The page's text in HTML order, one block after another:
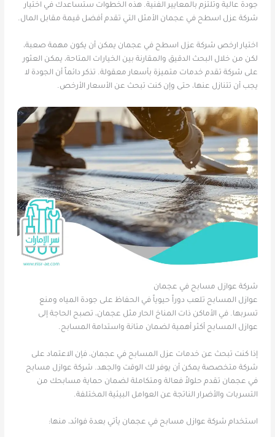
جودة عالية وتلتزم بالمعايير الفنية. هذه الخطوات ستساعدك في اختيار
شركة عزل اسطح في عجمان الأمثل التي تقدم أفضل قيمة مقابل المال.
اختيار ارخص شركة عزل اسطح في عجمان يمكن أن يكون مهمة صعبة،
لكن من خلال البحث الدقيق والمقارنة بين الخيارات المتاحة، يمكن العثور
على شركة تقدم خدمات متميزة بأسعار معقولة. تذكر دائماً أن الجودة لا
يجب أن تتنازل عنها، حتى وإن كنت تبحث عن الأسعار الأرخص.
شركة عوازل مسابح في عجمان
عوازل المسابح تلعب دوراً حيوياً في الحفاظ على جودة المياه ومنع
تسربها. في الأماكن ذات المناخ الحار مثل عجمان، تصبح الحاجة إلى
عوازل المسابح أكثر أهمية لضمان متانة واستدامة المسابح.
إذا كنت تبحث عن خدمات عزل المسابح في عجمان، فإن الاعتماد على
شركة متخصصة يمكن أن يوفر لك الوقت والجهد. شركة عوازل مسابح
في عجمان تقدم حلولاً فعالة ومتكاملة لضمان حماية مسابحك من
التسربات والأضرار الناتجة عن العوامل البيئية المختلفة.
استخدام شركة عوازل مسابح في عجمان يأتي بعدة فوائد، منها: